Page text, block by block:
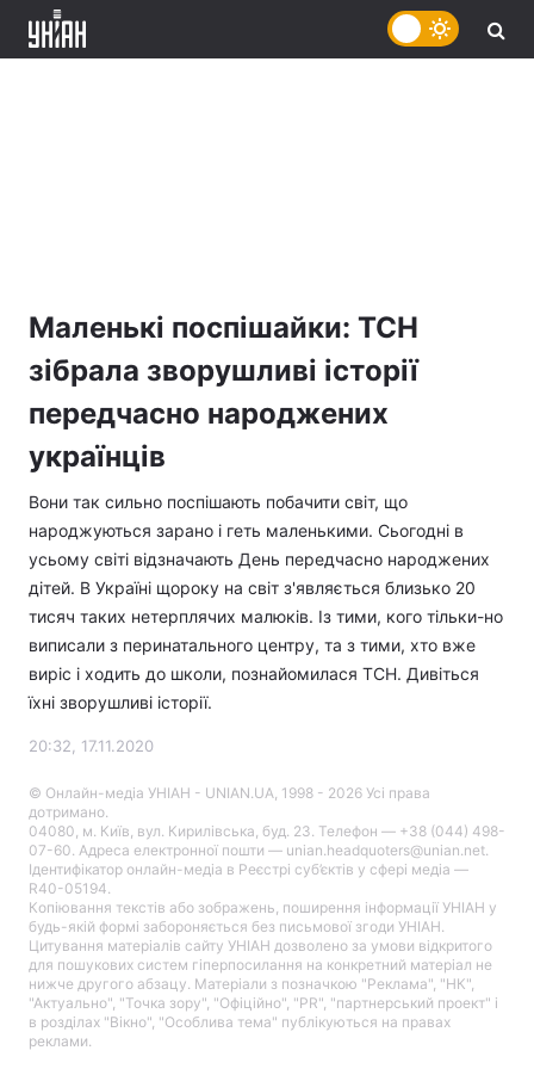
Маленькі поспішайки: ТСН
зібрала зворушливі історії
передчасно народжених
українців
Вони так сильно поспішають побачити світ, що
народжуються зарано і геть маленькими. Сьогодні в
усьому світі відзначають День передчасно народжених
дітей. В Україні щороку на світ з'являється близько 20
тисяч таких нетерплячих малюків. Із тими, кого тільки-но
виписали з перинатального центру, та з тими, хто вже
виріс і ходить до школи, познайомилася ТСН. Дивіться
їхні зворушливі історії.
20:32, 17.11.2020
© Онлайн-медіа УНІАН - UNIAN.UA, 1998 - 2026 Усі права
дотримано.
04080, м. Київ, вул. Кирилівська, буд. 23. Телефон — +38 (044) 498-
07-60. Адреса електронної пошти — unian.headquoters@unian.net.
Ідентифікатор онлайн-медіа в Реєстрі суб’єктів у сфері медіа —
R40-05194.
Копіювання текстів або зображень, поширення інформації УНІАН у
будь-якій формі забороняється без письмової згоди УНІАН.
Цитування матеріалів сайту УНІАН дозволено за умови відкритого
для пошукових систем гіперпосилання на конкретний матеріал не
нижче другого абзацу. Матеріали з позначкою "Реклама", "НК",
"Актуально", "Точка зору", "Офіційно", "PR", "партнерський проект" і
в розділах "Вікно", "Особлива тема" публікуються на правах
реклами.